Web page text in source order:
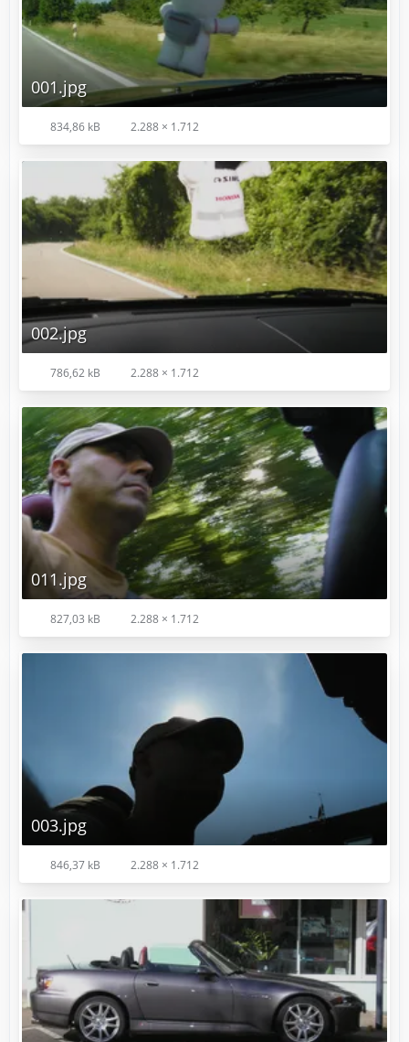
001.jpg
834,86 kB 2.288 × 1.712
002.jpg
786,62 kB 2.288 × 1.712
011.jpg
827,03 kB 2.288 × 1.712
003.jpg
846,37 kB 2.288 × 1.712